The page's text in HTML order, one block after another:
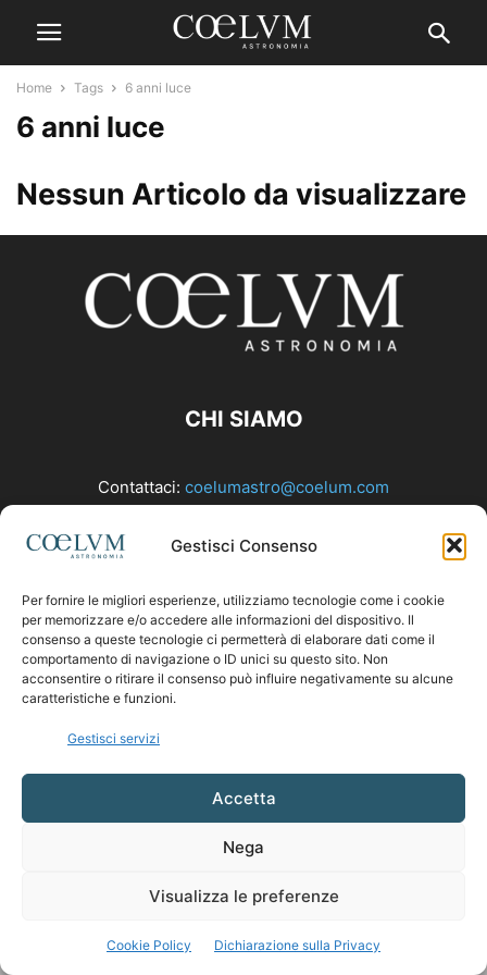
Gestisci Consenso
Per fornire le migliori esperienze, utilizziamo tecnologie come i cookie
per memorizzare e/o accedere alle informazioni del dispositivo. Il
consenso a queste tecnologie ci permetterà di elaborare dati come il
comportamento di navigazione o ID unici su questo sito. Non
acconsentire o ritirare il consenso può influire negativamente su alcune
caratteristiche e funzioni.
Gestisci servizi
Accetta
Nega
Visualizza le preferenze
Cookie Policy Dichiarazione sulla Privacy
Home Tags 6 anni luce
6 anni luce
Nessun Articolo da visualizzare
CHI SIAMO
Contattaci: coelumastro@coelum.com
SEGUICI